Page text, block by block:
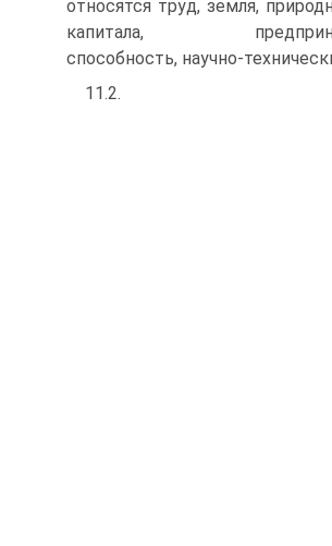
относятся труд, земля,
капитала,
способность, научно-
11.2.